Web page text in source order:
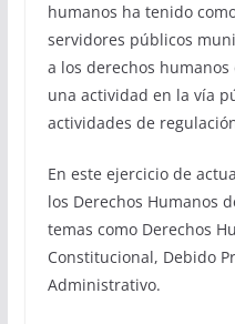
humanos ha tenido
servidores públicos
a los derechos
una actividad en la vía
actividades de
En este ejercicio de
los Derechos Humanos
temas como Derechos
Constitucional, Debido
Administrativo.